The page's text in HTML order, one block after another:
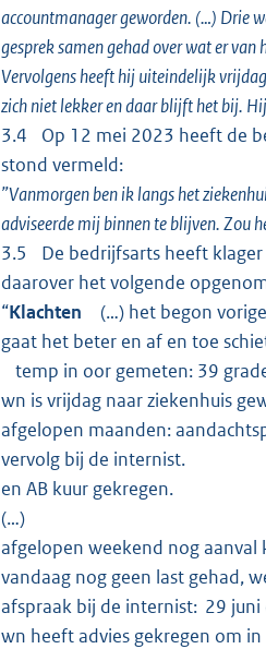
accountmanager geworden. (…) Drie
gesprek samen gehad over wat er
Vervolgens heeft hij uiteindelijk
zich niet lekker en daar blijft het bij.
3.4 Op 12 mei 2023 heeft de
stond vermeld:
”Vanmorgen ben ik langs het
adviseerde mij binnen te blijven. Zou
3.5 De bedrijfsarts heeft klager
daarover het volgende
“Klachten (…) het begon
gaat het beter en af en toe
temp in oor gemeten: 39
wn is vrijdag naar ziekenhuis
afgelopen maanden:
vervolg bij de internist.
en AB kuur gekregen.
(…)
afgelopen weekend nog
vandaag nog geen last gehad,
afspraak bij de internist: 29
wn heeft advies gekregen om